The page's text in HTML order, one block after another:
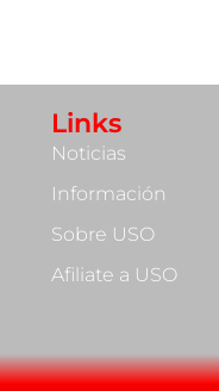
Links
Noticias
Información
Sobre USO
Afiliate a USO